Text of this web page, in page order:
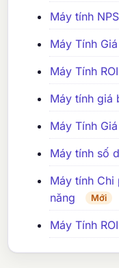
Máy tính
Máy Tính
Máy Tính
Máy tính giá
Máy Tính
Máy tính số
Máy tính Chi
năng
Mới
Máy Tính